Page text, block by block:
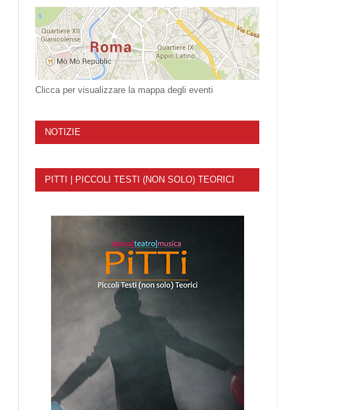
Clicca per visualizzare la mappa degli eventi
NOTIZIE
PITTI | PICCOLI TESTI (NON SOLO) TEORICI